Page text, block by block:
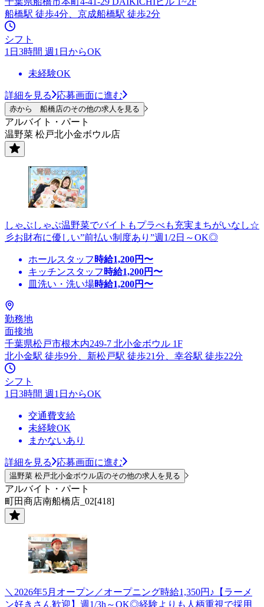
船橋駅 徒歩4分、京成船橋駅 徒歩2分
シフト
1日3時間 週1日からOK
未経験OK
詳細を見る 応募画面に進む
赤から 船橋店のその他の求人を見る
アルバイト・パート
温野菜 松戸北小金ボウル店
しゃぶしゃぶ温野菜でバイトもプラべも充実まちがいなし☆
彡お財布に優しい”前払い制度あり”週1/2日～OK◎
ホールスタッフ 時給1,200円〜
キッチンスタッフ 時給1,200円〜
皿洗い・洗い場時給1,200円〜
勤務地
面接地
千葉県松戸市根木内249-7 北小金ボウル 1F
北小金駅 徒歩9分、新松戸駅 徒歩21分、幸谷駅 徒歩22分
シフト
1日3時間 週1日からOK
交通費支給
未経験OK
まかないあり
詳細を見る 応募画面に進む
温野菜 松戸北小金ボウル店のその他の求人を見る
アルバイト・パート
町田商店南船橋店_02[418]
＼2026年5月オープン／オープニング時給1,350円♪【ラーメ
ン好きさん歓迎】週1/3h～OK◎経験よりも人柄重視で採用